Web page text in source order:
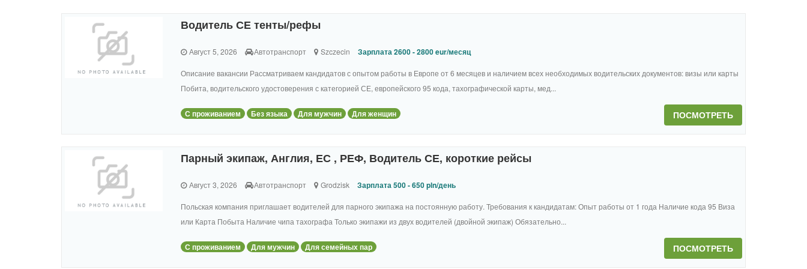
Водитель СЕ тенты/рефы
Август 5, 2026 Автотранспорт Szczecin Зарплата 2600 - 2800 eur/месяц
Описание вакансии Рассматриваем кандидатов с опытом работы в Европе от 6 месяцев и наличием всех необходимых водительских документов: визы или карты
Побита, водительского удостоверения с категорией СЕ, европейского 95 кода, тахографической карты, мед...
С проживанием Без языка Для мужчин Для женщин ПОСМОТРЕТЬ
Парный экипаж, Англия, ЕС , РЕФ, Водитель СЕ, короткие рейсы
Август 3, 2026 Автотранспорт Grodzisk Зарплата 500 - 650 pln/день
Польская компания приглашает водителей для парного экипажа на постоянную работу. Требования к кандидатам: Опыт работы от 1 года Наличие кода 95 Виза
или Карта Побыта Наличие чипа тахографа Только экипажи из двух водителей (двойной экипаж) Обязательно...
С проживанием Для мужчин Для семейных пар ПОСМОТРЕТЬ